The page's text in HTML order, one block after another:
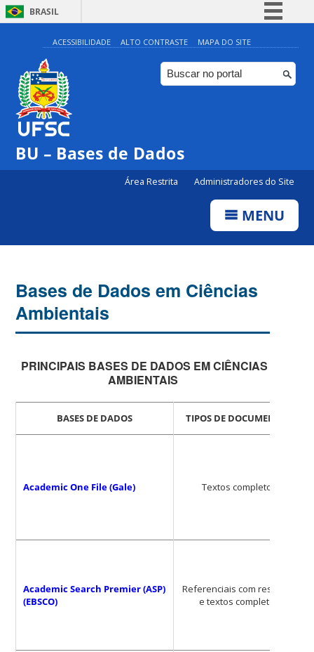
BRASIL
Simplifique!
Comunica BR
Participe
ACESSIBILIDADE ALTO CONTRASTE MAPA DO SITE
BU – Bases de Dados
Área Restrita Administradores do Site
MENU
Bases de Dados em Ciências
Ambientais
PRINCIPAIS BASES DE DADOS EM CIÊNCIAS
AMBIENTAIS
BASES DE DADOS TIPOS DE DOCUMENTOS
Academic One File (Gale) Textos completos
Academic Search Premier (ASP)
(EBSCO)
Referenciais com resumos
e textos completos